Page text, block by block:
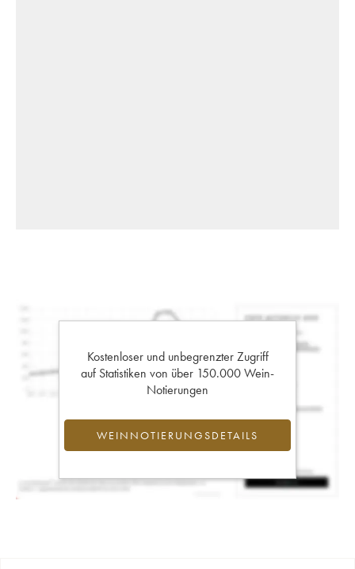
Kostenloser und unbegrenzter Zugriff
auf Statistiken von über 150.000 Wein-
Notierungen
WEINNOTIERUNGSDETAILS